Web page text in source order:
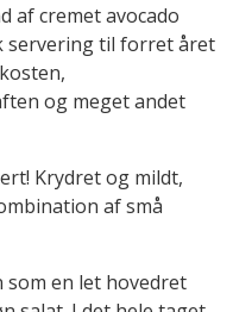
af cremet avocado
servering til forret året
og meget andet
Krydret og mildt,
af små
som en let hovedret